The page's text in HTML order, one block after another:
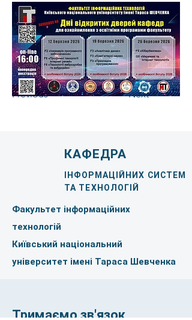
Previous Next
КАФЕДРА
ІНФОРМАЦІЙНИХ СИСТЕМ
ТА ТЕХНОЛОГІЙ
Факультет інформаційних
технологій
Київський національний
університет імені Тараса Шевченка
Тримаємо зв'язок